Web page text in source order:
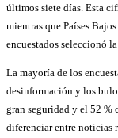
últimos siete días. Esta
mientras que Países
encuestados seleccionó
La mayoría de los
desinformación y los
gran seguridad y el 52 %
diferenciar entre noticias